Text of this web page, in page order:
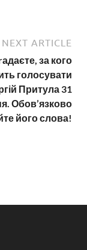
NEXT ARTICLE
за кого
голосувати
Притула 31
Обов’язково
його слова!